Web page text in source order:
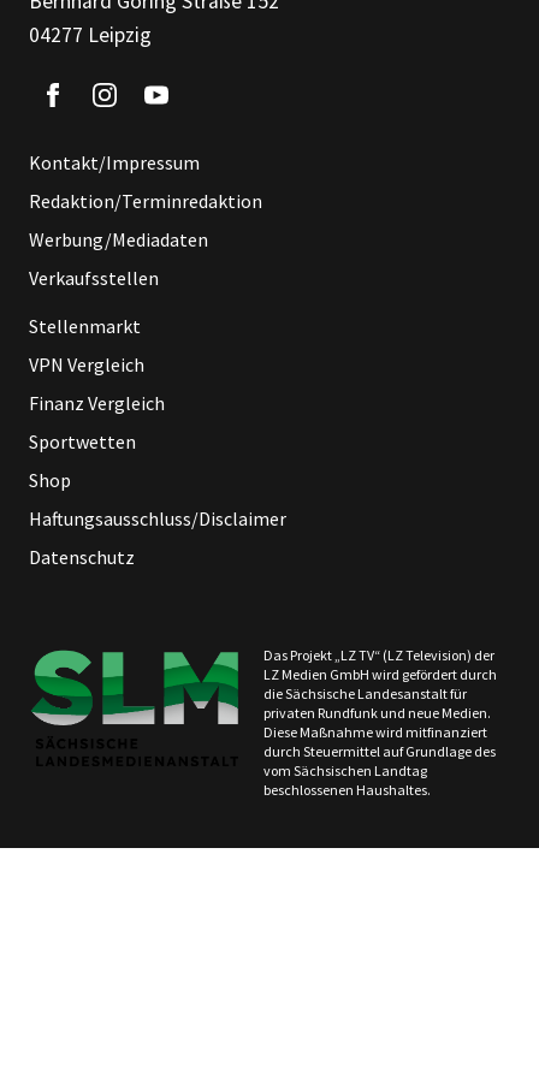
04277 Leipzig
Kontakt/Impressum
Redaktion/Terminredaktion
Werbung/Mediadaten
Verkaufsstellen
Stellenmarkt
VPN Vergleich
Finanz Vergleich
Sportwetten
Shop
Haftungsausschluss/Disclaimer
Datenschutz
Das Projekt „LZ TV“ (LZ Television) der
LZ Medien GmbH wird gefördert durch
die Sächsische Landesanstalt für
privaten Rundfunk und neue Medien.
Diese Maßnahme wird mitfinanziert
durch Steuermittel auf Grundlage des
vom Sächsischen Landtag
beschlossenen Haushaltes.